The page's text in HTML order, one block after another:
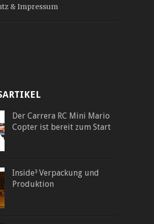
& Impressum
Der Carrera RC Mini Mario
Copter ist bereit zum Start
Inside³ Verpackung und
Produktion